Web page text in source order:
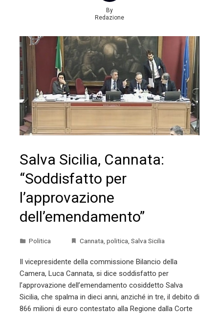
By
Redazione
Salva Sicilia, Cannata:
“Soddisfatto per
l’approvazione
dell’emendamento”
Politica Cannata politica Salva Sicilia
Il vicepresidente della commissione Bilancio della
Camera, Luca Cannata, si dice soddisfatto per
l’approvazione dell’emendamento cosiddetto Salva
Sicilia, che spalma in dieci anni, anziché in tre, il debito di
866 milioni di euro contestato alla Regione dalla Corte